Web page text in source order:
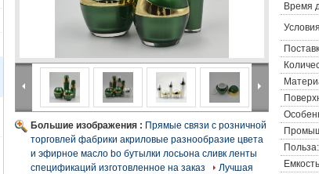
Большие изображения : Прямые связи с розничной
торговлей фабрики акриловые разнообразие цвета
и эфирное масло bo бутылки лосьона сливк ленты
спецификаций изготовленное на заказ
Лучшая
Время
Польза: